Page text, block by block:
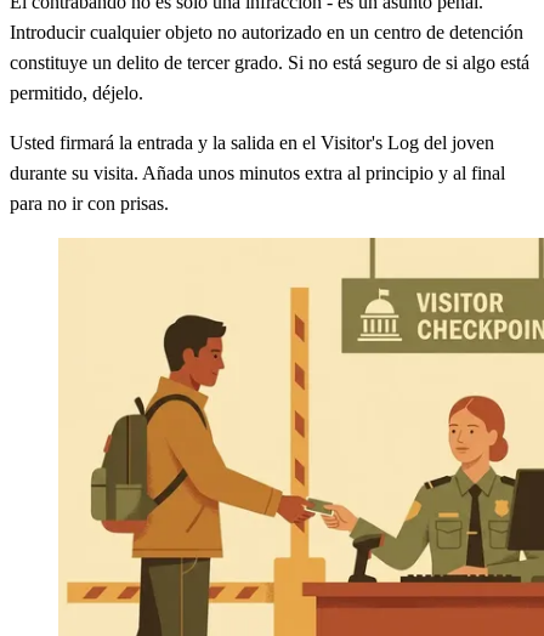
Introducir cualquier objeto no autorizado en un centro de detención
constituye un delito de tercer grado. Si no está seguro de si algo está
permitido, déjelo.
Usted firmará la entrada y la salida en el Visitor's Log del joven
durante su visita. Añada unos minutos extra al principio y al final
para no ir con prisas.